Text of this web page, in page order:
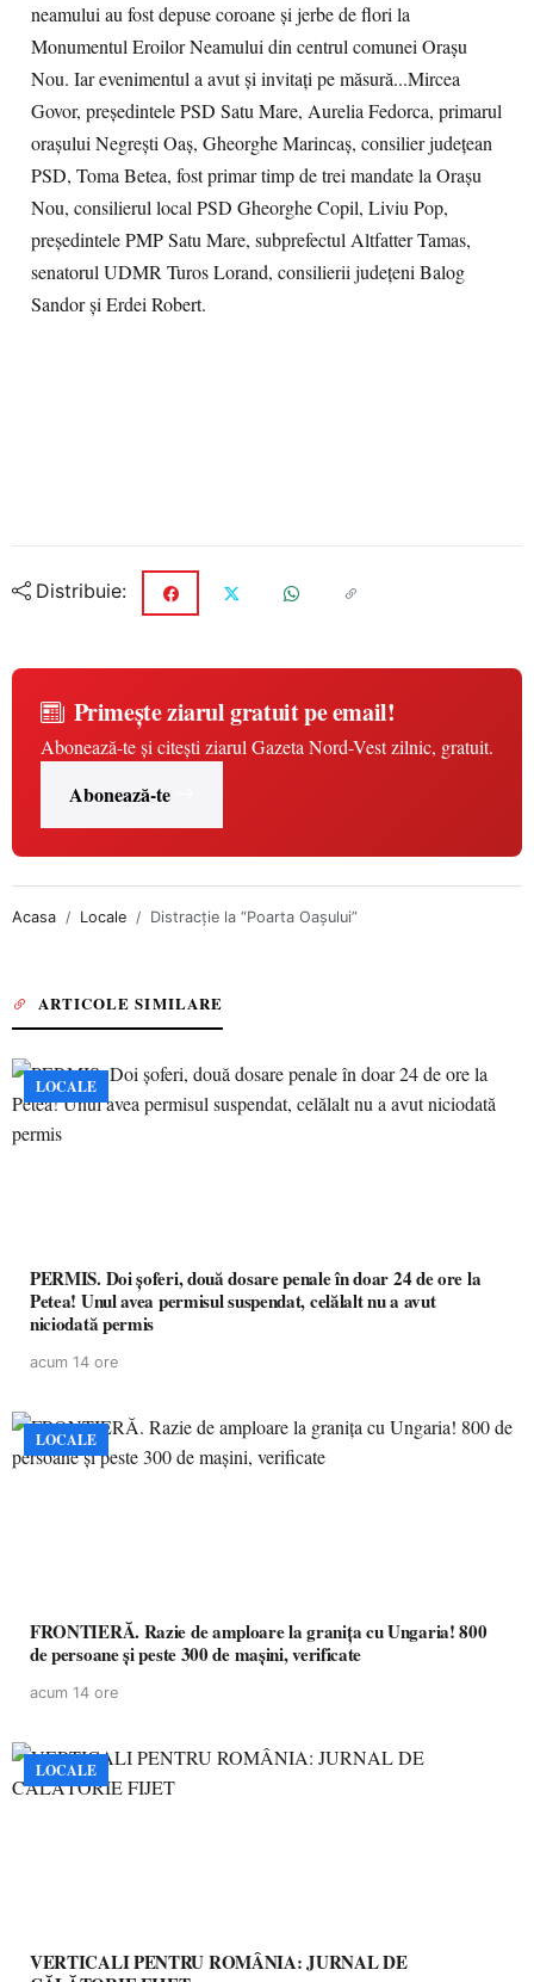
neamului au fost depuse coroane și jerbe de flori la
Monumentul Eroilor Neamului din centrul comunei Orașu
Nou. Iar evenimentul a avut și invitați pe măsură...Mircea
Govor, președintele PSD Satu Mare, Aurelia Fedorca, primarul
orașului Negrești Oaș, Gheorghe Marincaș, consilier județean
PSD, Toma Betea, fost primar timp de trei mandate la Orașu
Nou, consilierul local PSD Gheorghe Copil, Liviu Pop,
președintele PMP Satu Mare, subprefectul Altfatter Tamas,
senatorul UDMR Turos Lorand, consilierii județeni Balog
Sandor și Erdei Robert.
Distribuie:
Primește ziarul gratuit pe email!
Abonează-te și citești ziarul Gazeta Nord-Vest zilnic, gratuit.
Abonează-te
Acasa Locale Distracție la “Poarta Oașului”
ARTICOLE SIMILARE
LOCALE
PERMIS. Doi șoferi, două dosare penale în doar 24 de ore la
Petea! Unul avea permisul suspendat, celălalt nu a avut
niciodată permis
acum 14 ore
LOCALE
FRONTIERĂ. Razie de amploare la granița cu Ungaria! 800
de persoane și peste 300 de mașini, verificate
acum 14 ore
LOCALE
VERTICALI PENTRU ROMÂNIA: JURNAL DE